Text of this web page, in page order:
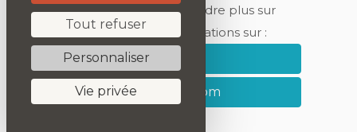
Tu peux aussi en apprendre plus sur
moi et suivre mes publications sur :
Medium.com
Tout refuser
Personnaliser
Vie privée